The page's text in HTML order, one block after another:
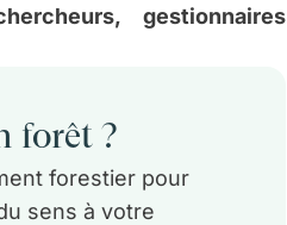
gestionnaires
forêt ?
forestier pour
sens à votre